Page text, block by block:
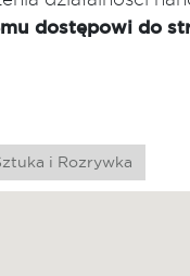
dostępowi do
i Rozrywka